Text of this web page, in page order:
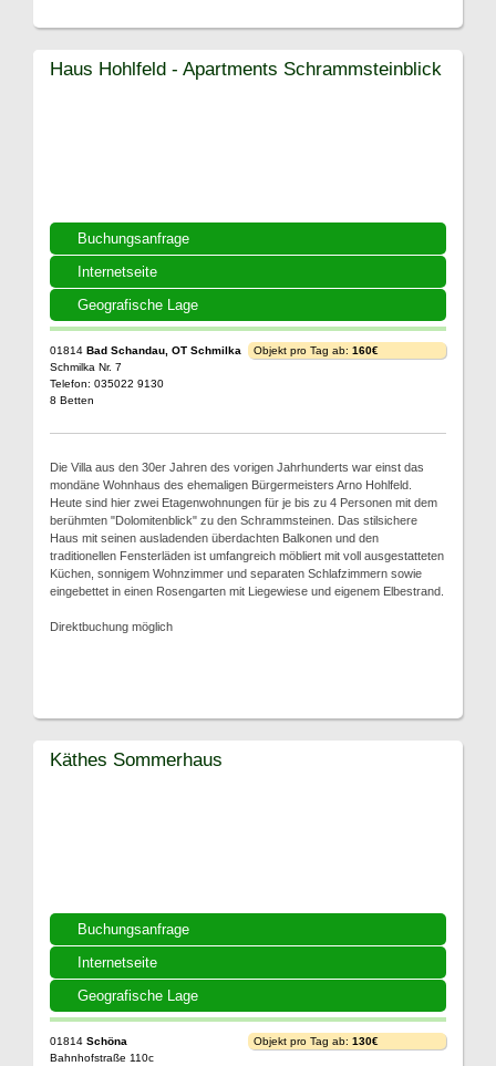
Buchungsanfrage
Internetseite
Geografische Lage
Haus Hohlfeld - Apartments Schrammsteinblick
01814 Bad Schandau, OT Schmilka
Schmilka Nr. 7
Telefon: 035022 9130
8 Betten
Objekt pro Tag ab: 160€
Die Villa aus den 30er Jahren des vorigen Jahrhunderts war einst das
mondäne Wohnhaus des ehemaligen Bürgermeisters Arno Hohlfeld.
Heute sind hier zwei Etagenwohnungen für je bis zu 4 Personen mit dem
berühmten "Dolomitenblick" zu den Schrammsteinen. Das stilsichere
Haus mit seinen ausladenden überdachten Balkonen und den
traditionellen Fensterläden ist umfangreich möbliert mit voll ausgestatteten
Küchen, sonnigem Wohnzimmer und separaten Schlafzimmern sowie
eingebettet in einen Rosengarten mit Liegewiese und eigenem Elbestrand.
Direktbuchung möglich
Buchungsanfrage
Internetseite
Geografische Lage
Käthes Sommerhaus
01814 Schöna
Bahnhofstraße 110c
Objekt pro Tag ab: 130€